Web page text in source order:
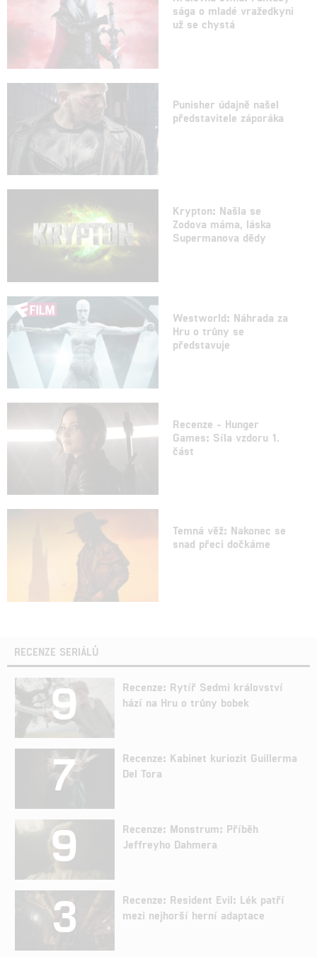
sága o mladé vražedkyni
už se chystá
Punisher údajně našel
představitele záporáka
Krypton: Našla se
Zodova máma, láska
Supermanova dědy
Westworld: Náhrada za
Hru o trůny se
představuje
Recenze - Hunger
Games: Síla vzdoru 1.
část
Temná věž: Nakonec se
snad přeci dočkáme
RECENZE SERIÁLŮ
9
Recenze: Rytíř Sedmi království
hází na Hru o trůny bobek
7
Recenze: Kabinet kuriozit Guillerma
Del Tora
9
Recenze: Monstrum: Příběh
Jeffreyho Dahmera
3
Recenze: Resident Evil: Lék patří
mezi nejhorší herní adaptace